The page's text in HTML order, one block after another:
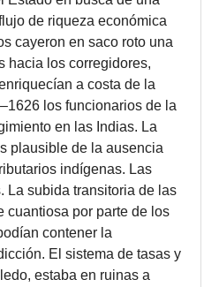
de riqueza económica
cayeron en saco roto una
hacia los corregidores,
a costa de la
los funcionarios de la
en las Indias. La
plausible de la ausencia
indígenas. Las
La subida transitoria de las
cuantiosa por parte de los
contener la
El sistema de tasas y
estaba en ruinas a